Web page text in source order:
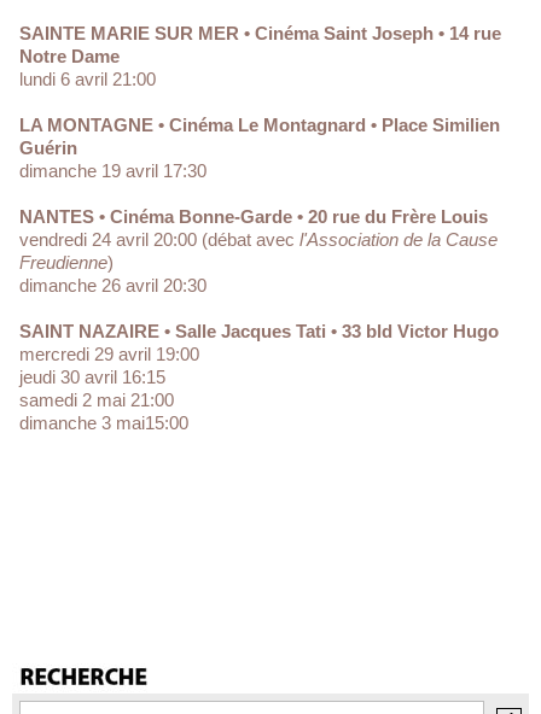
SAINTE MARIE SUR MER • Cinéma Saint Joseph • 14 rue
Notre Dame
lundi 6 avril 21:00
LA MONTAGNE • Cinéma Le Montagnard • Place Similien
Guérin
dimanche 19 avril 17:30
NANTES • Cinéma Bonne-Garde • 20 rue du Frère Louis
vendredi 24 avril 20:00 (débat avec l'Association de la Cause
Freudienne)
dimanche 26 avril 20:30
SAINT NAZAIRE • Salle Jacques Tati • 33 bld Victor Hugo
mercredi 29 avril 19:00
jeudi 30 avril 16:15
samedi 2 mai 21:00
dimanche 3 mai15:00